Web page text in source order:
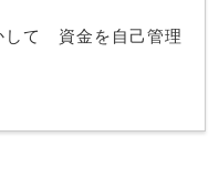
て 資金を自己管理